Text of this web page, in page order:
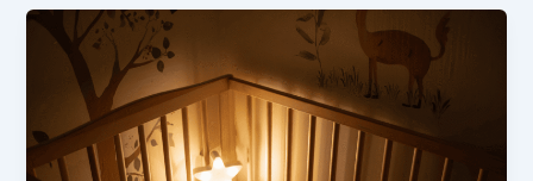
Sommeil
enfant
combien
d’heures
selon